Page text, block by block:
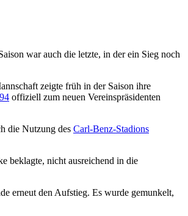
war auch die letzte, in der ein Sieg noch
zeigte früh in der Saison ihre
offiziell zum neuen Vereinspräsidenten
die Nutzung des Carl-Benz-Stadions
beklagte, nicht ausreichend in die
erneut den Aufstieg. Es wurde gemunkelt,